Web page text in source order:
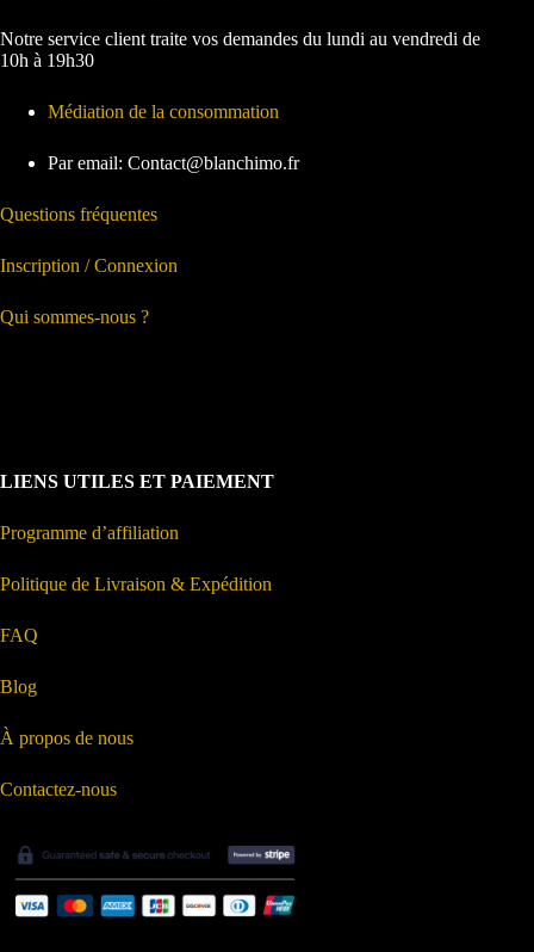
Notre service client traite vos demandes du lundi au vendredi de
10h à 19h30
Médiation de la consommation
Par email: Contact@blanchimo.fr
Questions fréquentes
Inscription / Connexion
Qui sommes-nous ?
LIENS UTILES ET PAIEMENT
Programme d’affiliation
Politique de Livraison & Expédition
FAQ
Blog
À propos de nous
Contactez-nous